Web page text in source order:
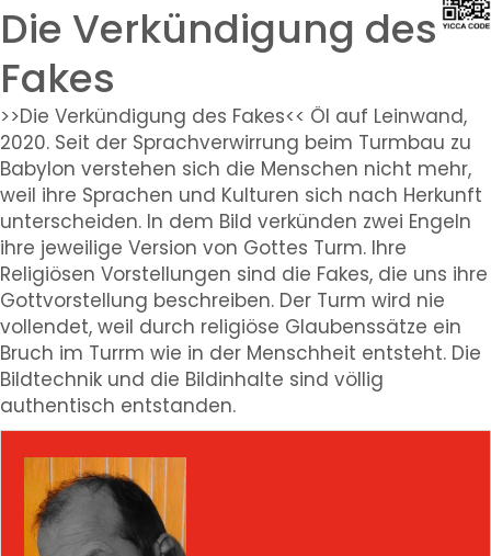
Die Verkündigung des
Fakes
>>Die Verkündigung des Fakes<< Öl auf Leinwand,
2020. Seit der Sprachverwirrung beim Turmbau zu
Babylon verstehen sich die Menschen nicht mehr,
weil ihre Sprachen und Kulturen sich nach Herkunft
unterscheiden. In dem Bild verkünden zwei Engeln
ihre jeweilige Version von Gottes Turm. Ihre
Religiösen Vorstellungen sind die Fakes, die uns ihre
Gottvorstellung beschreiben. Der Turm wird nie
vollendet, weil durch religiöse Glaubenssätze ein
Bruch im Turrm wie in der Menschheit entsteht. Die
Bildtechnik und die Bildinhalte sind völlig
authentisch entstanden.